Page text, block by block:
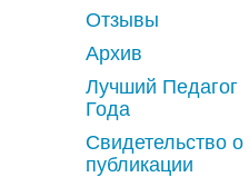
Отзывы
Архив
Лучший Педагог
Года
Свидетельство о
публикации